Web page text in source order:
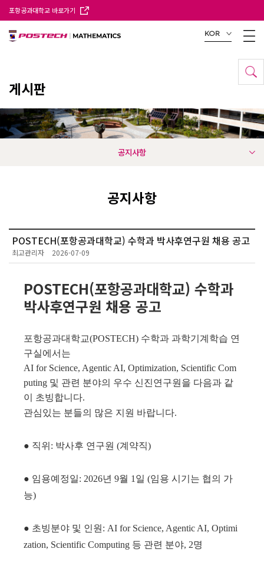
포항공과대학교 바로가기
KOR
게시판
공지사항
공지사항
POSTECH(포항공과대학교) 수학과 박사후연구원 채용 공고
최고관리자 2026-07-09
POSTECH(포항공과대학교) 수학과
박사후연구원 채용 공고
포항공과대학교(POSTECH) 수학과 과학기계학습 연
구실에서는
AI for Science, Agentic AI, Optimization, Scientific Com
puting 및 관련 분야의 우수 신진연구원을 다음과 같
이 초빙합니다.
관심있는 분들의 많은 지원 바랍니다.
● 직위: 박사후 연구원 (계약직)
● 임용예정일: 2026년 9월 1일 (임용 시기는 협의 가
능)
● 초빙분야 및 인원: AI for Science, Agentic AI, Optimi
zation, Scientific Computing 등 관련 분야, 2명